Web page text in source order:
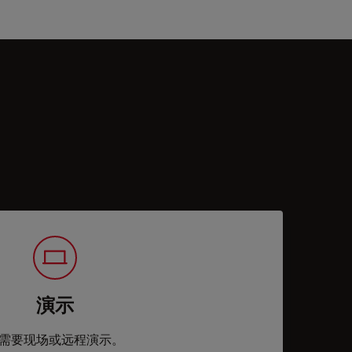
演示
要现场或远程演示。